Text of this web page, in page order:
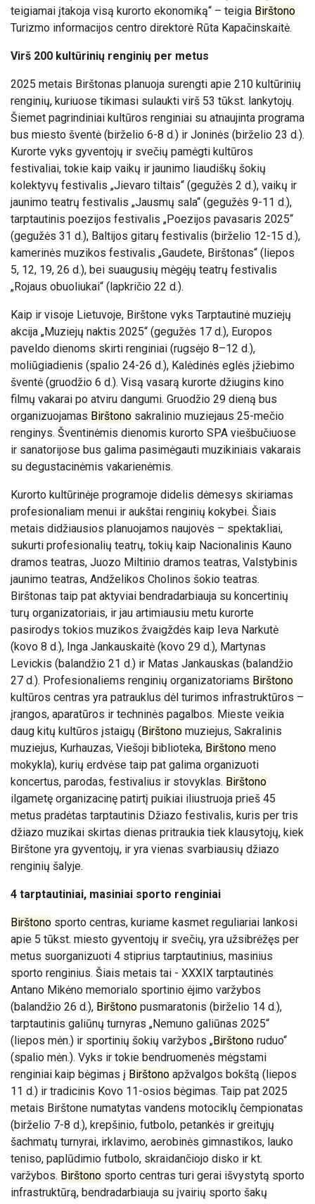
teigiamai įtakoja visą kurorto ekonomiką“ – teigia Birštono
Turizmo informacijos centro direktorė Rūta Kapačinskaitė.
Virš 200 kultūrinių renginių per metus
2025 metais Birštonas planuoja surengti apie 210 kultūrinių
renginių, kuriuose tikimasi sulaukti virš 53 tūkst. lankytojų.
Šiemet pagrindiniai kultūros renginiai su atnaujinta programa
bus miesto šventė (birželio 6-8 d.) ir Joninės (birželio 23 d.).
Kurorte vyks gyventojų ir svečių pamėgti kultūros
festivaliai, tokie kaip vaikų ir jaunimo liaudiškų šokių
kolektyvų festivalis „Jievaro tiltais“ (gegužės 2 d.), vaikų ir
jaunimo teatrų festivalis „Jausmų sala“ (gegužės 9-11 d.),
tarptautinis poezijos festivalis „Poezijos pavasaris 2025“
(gegužės 31 d.), Baltijos gitarų festivalis (birželio 12-15 d.),
kamerinės muzikos festivalis „Gaudete, Birštonas“ (liepos
5, 12, 19, 26 d.), bei suaugusių mėgėjų teatrų festivalis
„Rojaus obuoliukai“ (lapkričio 22 d.).
Kaip ir visoje Lietuvoje, Birštone vyks Tarptautinė muziejų
akcija „Muziejų naktis 2025“ (gegužės 17 d.), Europos
paveldo dienoms skirti renginiai (rugsėjo 8–12 d.),
moliūgiadienis (spalio 24-26 d.), Kalėdinės eglės įžiebimo
šventė (gruodžio 6 d.). Visą vasarą kurorte džiugins kino
filmų vakarai po atviru dangumi. Gruodžio 29 dieną bus
organizuojamas Birštono sakralinio muziejaus 25-mečio
renginys. Šventinėmis dienomis kurorto SPA viešbučiuose
ir sanatorijose bus galima pasimėgauti muzikiniais vakarais
su degustacinėmis vakarienėmis.
Kurorto kultūrinėje programoje didelis dėmesys skiriamas
profesionaliam menui ir aukštai renginių kokybei. Šiais
metais didžiausios planuojamos naujovės – spektakliai,
sukurti profesionalių teatrų, tokių kaip Nacionalinis Kauno
dramos teatras, Juozo Miltinio dramos teatras, Valstybinis
jaunimo teatras, Andželikos Cholinos šokio teatras.
Birštonas taip pat aktyviai bendradarbiauja su koncertinių
turų organizatoriais, ir jau artimiausiu metu kurorte
pasirodys tokios muzikos žvaigždės kaip Ieva Narkutė
(kovo 8 d.), Inga Jankauskaitė (kovo 29 d.), Martynas
Levickis (balandžio 21 d.) ir Matas Jankauskas (balandžio
27 d.). Profesionaliems renginių organizatoriams Birštono
kultūros centras yra patrauklus dėl turimos infrastruktūros –
įrangos, aparatūros ir techninės pagalbos. Mieste veikia
daug kitų kultūros įstaigų (Birštono muziejus, Sakralinis
muziejus, Kurhauzas, Viešoji biblioteka, Birštono meno
mokykla), kurių erdvėse taip pat galima organizuoti
koncertus, parodas, festivalius ir stovyklas. Birštono
ilgametę organizacinę patirtį puikiai iliustruoja prieš 45
metus pradėtas tarptautinis Džiazo festivalis, kuris per tris
džiazo muzikai skirtas dienas pritraukia tiek klausytojų, kiek
Birštone yra gyventojų, ir yra vienas svarbiausių džiazo
renginių šalyje.
4 tarptautiniai, masiniai sporto renginiai
Birštono sporto centras, kuriame kasmet reguliariai lankosi
apie 5 tūkst. miesto gyventojų ir svečių, yra užsibrėžęs per
metus suorganizuoti 4 stiprius tarptautinius, masinius
sporto renginius. Šiais metais tai - XXXIX tarptautinės
Antano Mikėno memorialo sportinio ėjimo varžybos
(balandžio 26 d.), Birštono pusmaratonis (birželio 14 d.),
tarptautinis galiūnų turnyras „Nemuno galiūnas 2025“
(liepos mėn.) ir sportinių šokių varžybos „Birštono ruduo“
(spalio mėn.). Vyks ir tokie bendruomenės mėgstami
renginiai kaip bėgimas į Birštono apžvalgos bokštą (liepos
11 d.) ir tradicinis Kovo 11-osios bėgimas. Taip pat 2025
metais Birštone numatytas vandens motociklų čempionatas
(birželio 7-8 d.), krepšinio, futbolo, petankės ir greitųjų
šachmatų turnyrai, irklavimo, aerobinės gimnastikos, lauko
teniso, paplūdimio futbolo, skraidančiojo disko ir kt.
varžybos. Birštono sporto centras turi gerai išvystytą sporto
infrastruktūrą, bendradarbiauja su įvairių sporto šakų